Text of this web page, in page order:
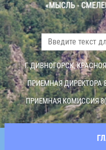
«МЫСЛЬ -
Г. ДИВНОГОРСК,
ПРИЕМНАЯ ДИРЕКТОРА
ПРИЕМНАЯ КОМИССИЯ